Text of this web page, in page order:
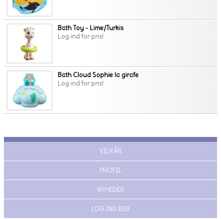
Bath Toy - Lime/Turkis
Log ind for pris!
Bath Cloud Sophie la girafe
Log ind for pris!
VILKÅR
PROFIL
NYHEDER
LOG IND B2B